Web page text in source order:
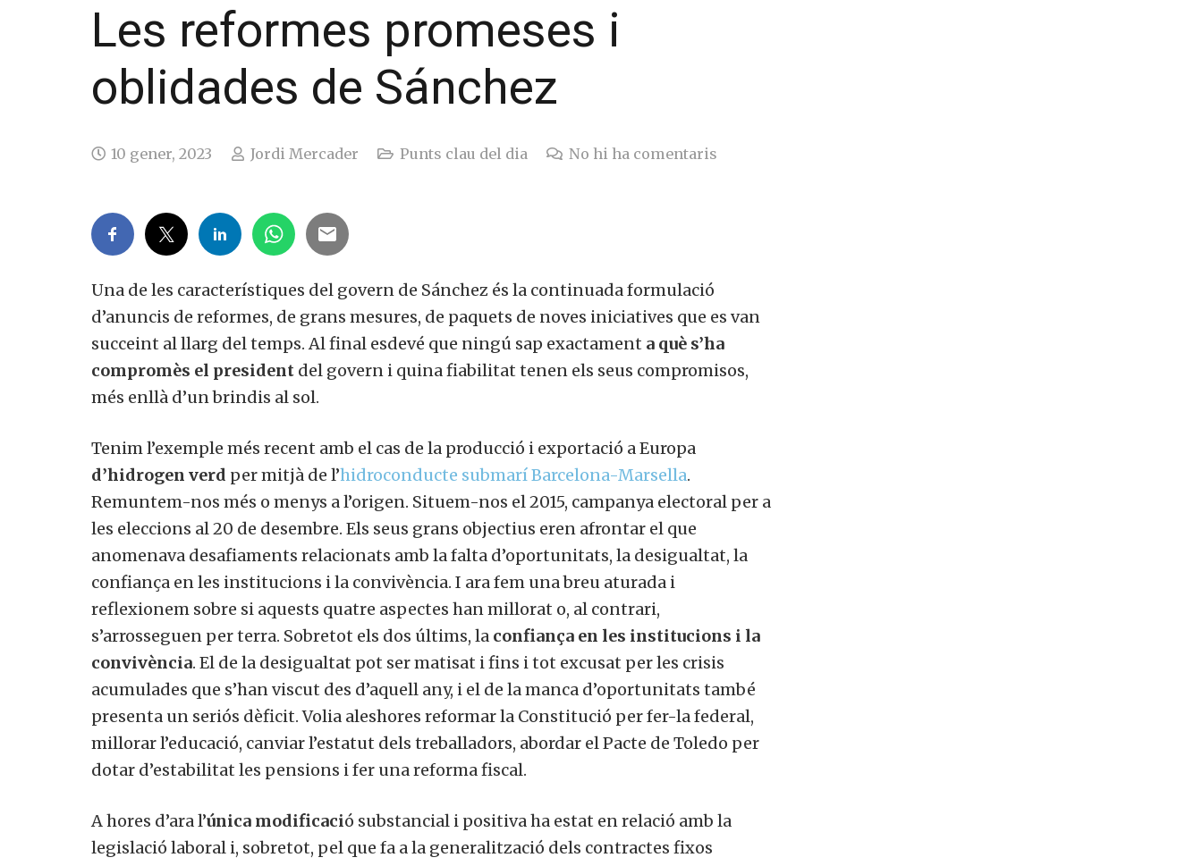
Les reformes promeses i
oblidades de Sánchez
10 gener, 2023 Jordi Mercader Punts clau del dia No hi ha comentaris
Una de les característiques del govern de Sánchez és la continuada formulació
d’anuncis de reformes, de grans mesures, de paquets de noves iniciatives que es van
succeint al llarg del temps. Al final esdevé que ningú sap exactament a què s’ha
compromès el president del govern i quina fiabilitat tenen els seus compromisos,
més enllà d’un brindis al sol.
Tenim l’exemple més recent amb el cas de la producció i exportació a Europa
d’hidrogen verd per mitjà de l’hidroconducte submarí Barcelona-Marsella.
Remuntem-nos més o menys a l’origen. Situem-nos el 2015, campanya electoral per a
les eleccions al 20 de desembre. Els seus grans objectius eren afrontar el que
anomenava desafiaments relacionats amb la falta d’oportunitats, la desigualtat, la
confiança en les institucions i la convivència. I ara fem una breu aturada i
reflexionem sobre si aquests quatre aspectes han millorat o, al contrari,
s’arrosseguen per terra. Sobretot els dos últims, la confiança en les institucions i la
convivència. El de la desigualtat pot ser matisat i fins i tot excusat per les crisis
acumulades que s’han viscut des d’aquell any, i el de la manca d’oportunitats també
presenta un seriós dèficit. Volia aleshores reformar la Constitució per fer-la federal,
millorar l’educació, canviar l’estatut dels treballadors, abordar el Pacte de Toledo per
dotar d’estabilitat les pensions i fer una reforma fiscal.
A hores d’ara l’única modificació substancial i positiva ha estat en relació amb la
legislació laboral i, sobretot, pel que fa a la generalització dels contractes fixos